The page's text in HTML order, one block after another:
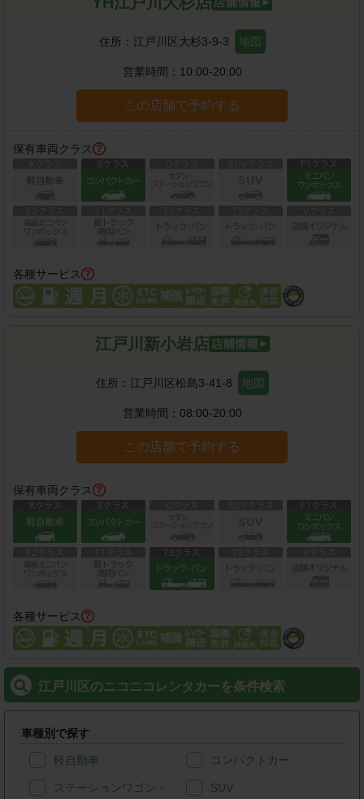
住所： 江戸川区大杉3-9-3 地図
営業時間： 10:00-20:00
この店舗で予約する
保有車両クラス
各種サービス
江戸川新小岩店
住所： 江戸川区松島3-41-8 地図
営業時間： 08:00-20:00
この店舗で予約する
保有車両クラス
各種サービス
江戸川区のニコニコレンタカーを条件検索
車種別で探す
軽自動車 コンパクトカー
ステーションワゴン・
SUV